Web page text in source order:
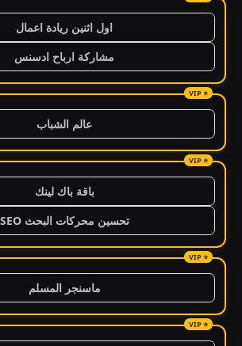
اول اثنين ريادة اعمال
مشاركة ارباح ادسنس
عالم الشباب
باقة باك لينك
تحسين محركات البحث SEO
ماسنجر المسلم